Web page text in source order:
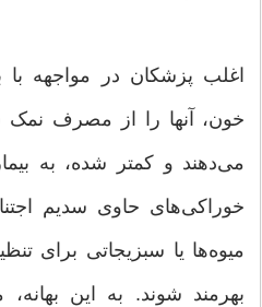
اغلب پزشکان در مواجهه با
خون، آنها را از مصرف نمک
می‌دهند و کمتر شده، به
خوراکی‌های حاوی سدیم
میوه‌ها یا سبزیجاتی برای
بهرمند شوند. به این